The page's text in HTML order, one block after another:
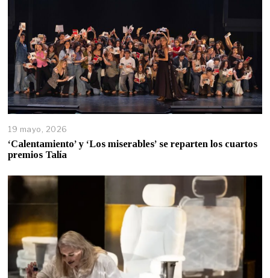
19 mayo, 2026
‘Calentamiento’ y ‘Los miserables’ se reparten los cuartos
premios Talía